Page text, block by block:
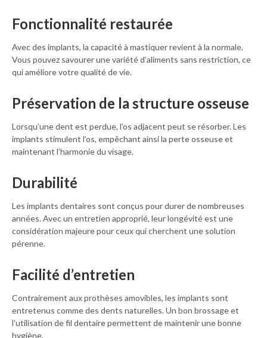
Fonctionnalité restaurée
Avec des implants, la capacité à mastiquer revient à la normale.
Vous pouvez savourer une variété d’aliments sans restriction, ce
qui améliore votre qualité de vie.
Préservation de la structure osseuse
Lorsqu’une dent est perdue, l’os adjacent peut se résorber. Les
implants stimulent l’os, empêchant ainsi la perte osseuse et
maintenant l’harmonie du visage.
Durabilité
Les implants dentaires sont conçus pour durer de nombreuses
années. Avec un entretien approprié, leur longévité est une
considération majeure pour ceux qui cherchent une solution
pérenne.
Facilité d’entretien
Contrairement aux prothèses amovibles, les implants sont
entretenus comme des dents naturelles. Un bon brossage et
l’utilisation de fil dentaire permettent de maintenir une bonne
hygiène.